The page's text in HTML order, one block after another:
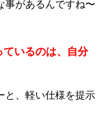
事があるんですね〜
いるのは、自分
と、軽い仕様を提示